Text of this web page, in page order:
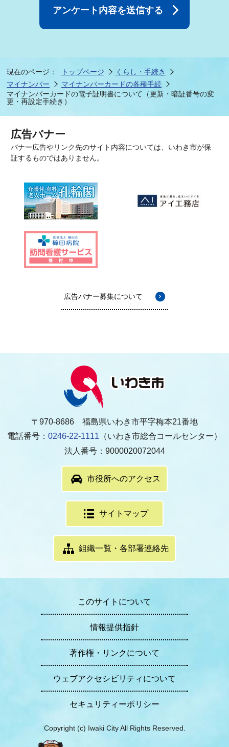
現在のページ： トップページ
くらし・手続き
マイナンバー
マイナンバーカードの各種手続
マイナンバーカードの電子証明書について（更新・暗証番号の変
更・再設定手続き）
広告バナー
バナー広告やリンク先のサイト内容については、いわき市が保
証するものではありません。
広告バナー募集について
〒970-8686 福島県いわき市平字梅本21番地
電話番号： 0246-22-1111 （いわき市総合コールセンター）
法人番号：9000020072044
市役所へのアクセス
サイトマップ
組織一覧・各部署連絡先
このサイトについて
情報提供指針
著作権・リンクについて
ウェブアクセシビリティについて
セキュリティーポリシー
Copyright (c) Iwaki City All Rights Reserved.